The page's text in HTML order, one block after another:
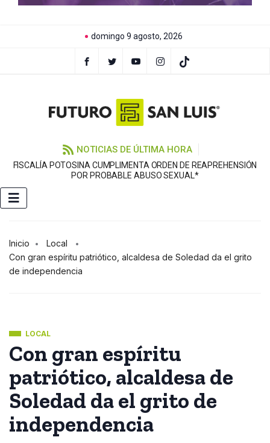
domingo 9 agosto, 2026
NOTICIAS DE ÚLTIMA HORA
FISCALÍA POTOSINA CUMPLIMENTA ORDEN DE REAPREHENSIÓN
POR PROBABLE ABUSO SEXUAL*
Inicio
Local
Con gran espíritu patriótico, alcaldesa de Soledad da el grito
de independencia
LOCAL
Con gran espíritu
patriótico, alcaldesa de
Soledad da el grito de
independencia